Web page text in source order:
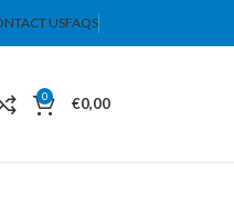
USFAQS
0 €0,00